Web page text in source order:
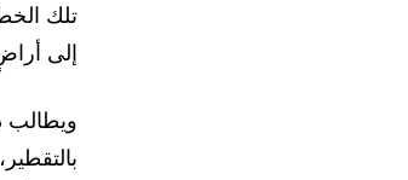
تلك
إلى
ويطالب